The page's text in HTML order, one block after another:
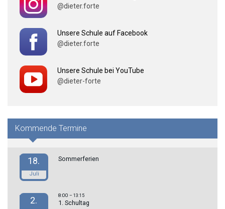
@dieter.forte
Unsere Schule auf Facebook
@dieter.forte
Unsere Schule bei YouTube
@dieter-forte
Kommende Termine
18.
Juli
Sommerferien
2. 8:00– 13:15
1. Schultag